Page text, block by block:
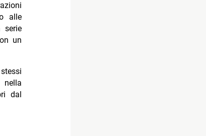
alle
serie
un
nella
dal